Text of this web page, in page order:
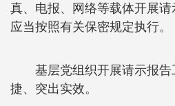
真、电报、网络等载体开展
应当按照有关保密规定执行。
基层党组织开展请示报
捷、突出实效。